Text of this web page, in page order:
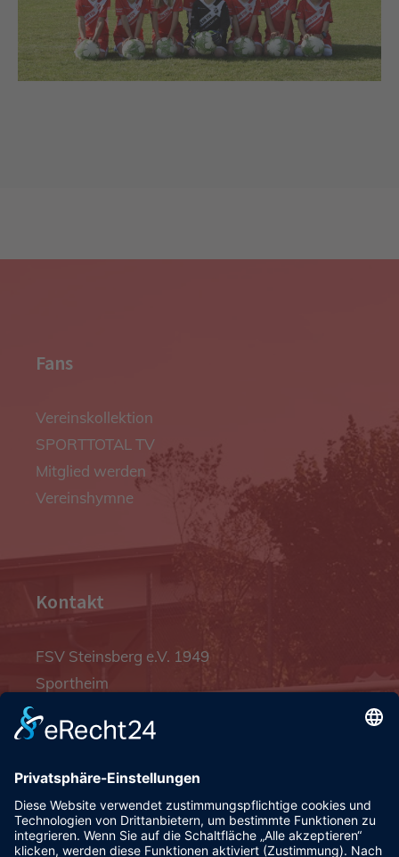
Fans
Vereinskollektion
SPORTTOTAL TV
Mitglied werden
Vereinshymne
Kontakt
FSV Steinsberg e.V. 1949
Sportheim
93128 Steinsberg
pr@fsv-steinsberg.de